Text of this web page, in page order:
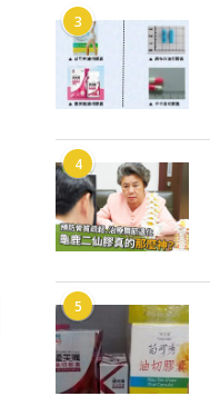
3
4
5